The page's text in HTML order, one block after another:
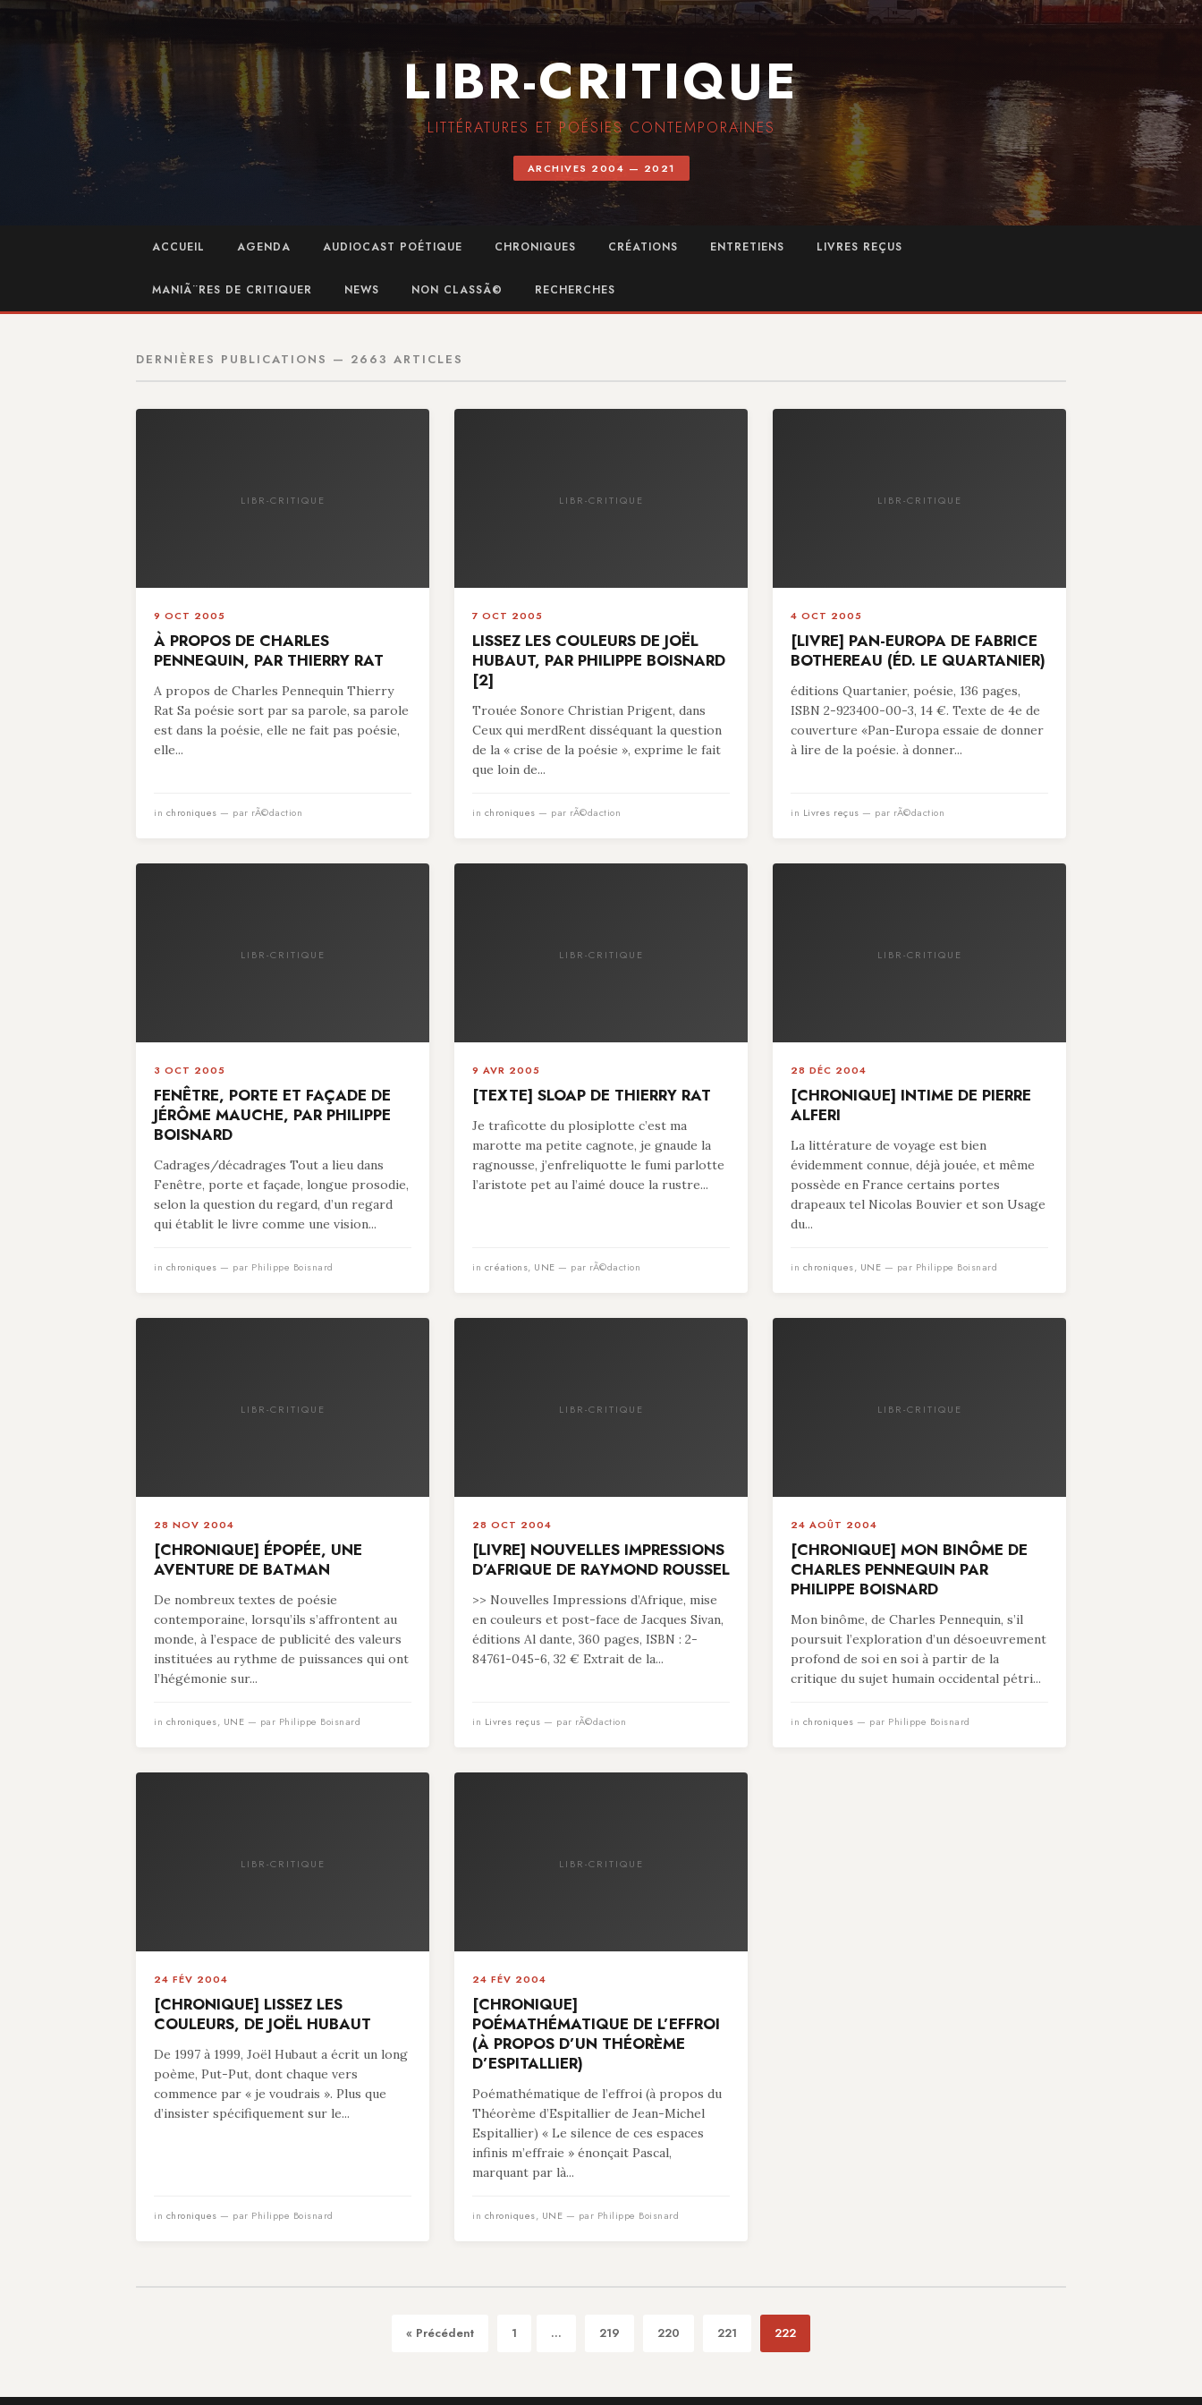
LIBR-CRITIQUE
LITTÉRATURES ET POÉSIES CONTEMPORAINES
ARCHIVES 2004 — 2021
ACCUEIL AGENDA AUDIOCAST POÉTIQUE CHRONIQUES CRÉATIONS ENTRETIENS LIVRES REÇUS
MANIÃ¨RES DE CRITIQUER NEWS NON CLASSÃ© RECHERCHES
DERNIÈRES PUBLICATIONS — 2663 ARTICLES
LIBR-CRITIQUE
9 OCT 2005
À PROPOS DE CHARLES
PENNEQUIN, PAR THIERRY RAT
A propos de Charles Pennequin Thierry
Rat Sa poésie sort par sa parole, sa parole
est dans la poésie, elle ne fait pas poésie,
elle...
in chroniques — par rÃ©daction
LIBR-CRITIQUE
7 OCT 2005
LISSEZ LES COULEURS DE JOËL
HUBAUT, PAR PHILIPPE BOISNARD
[2]
Trouée Sonore Christian Prigent, dans
Ceux qui merdRent disséquant la question
de la « crise de la poésie », exprime le fait
que loin de...
in chroniques — par rÃ©daction
LIBR-CRITIQUE
4 OCT 2005
[LIVRE] PAN-EUROPA DE FABRICE
BOTHEREAU (ÉD. LE QUARTANIER)
éditions Quartanier, poésie, 136 pages,
ISBN 2-923400-00-3, 14 €. Texte de 4e de
couverture «Pan-Europa essaie de donner
à lire de la poésie. à donner...
in Livres reçus — par rÃ©daction
LIBR-CRITIQUE
3 OCT 2005
FENÊTRE, PORTE ET FAÇADE DE
JÉRÔME MAUCHE, PAR PHILIPPE
BOISNARD
Cadrages/décadrages Tout a lieu dans
Fenêtre, porte et façade, longue prosodie,
selon la question du regard, d’un regard
qui établit le livre comme une vision...
in chroniques — par Philippe Boisnard
LIBR-CRITIQUE
9 AVR 2005
[TEXTE] SLOAP DE THIERRY RAT
Je traficotte du plosiplotte c’est ma
marotte ma petite cagnote, je gnaude la
ragnousse, j’enfreliquotte le fumi parlotte
l’aristote pet au l’aimé douce la rustre...
in créations, UNE — par rÃ©daction
LIBR-CRITIQUE
28 DÉC 2004
[CHRONIQUE] INTIME DE PIERRE
ALFERI
La littérature de voyage est bien
évidemment connue, déjà jouée, et même
possède en France certains portes
drapeaux tel Nicolas Bouvier et son Usage
du...
in chroniques, UNE — par Philippe Boisnard
LIBR-CRITIQUE
28 NOV 2004
[CHRONIQUE] ÉPOPÉE, UNE
AVENTURE DE BATMAN
De nombreux textes de poésie
contemporaine, lorsqu’ils s’affrontent au
monde, à l’espace de publicité des valeurs
instituées au rythme de puissances qui ont
l’hégémonie sur...
in chroniques, UNE — par Philippe Boisnard
LIBR-CRITIQUE
28 OCT 2004
[LIVRE] NOUVELLES IMPRESSIONS
D’AFRIQUE DE RAYMOND ROUSSEL
>> Nouvelles Impressions d’Afrique, mise
en couleurs et post-face de Jacques Sivan,
éditions Al dante, 360 pages, ISBN : 2-
84761-045-6, 32 € Extrait de la...
in Livres reçus — par rÃ©daction
LIBR-CRITIQUE
24 AOÛT 2004
[CHRONIQUE] MON BINÔME DE
CHARLES PENNEQUIN PAR
PHILIPPE BOISNARD
Mon binôme, de Charles Pennequin, s’il
poursuit l’exploration d’un désoeuvrement
profond de soi en soi à partir de la
critique du sujet humain occidental pétri...
in chroniques — par Philippe Boisnard
LIBR-CRITIQUE
24 FÉV 2004
[CHRONIQUE] LISSEZ LES
COULEURS, DE JOËL HUBAUT
De 1997 à 1999, Joël Hubaut a écrit un long
poème, Put-Put, dont chaque vers
commence par « je voudrais ». Plus que
d’insister spécifiquement sur le...
in chroniques — par Philippe Boisnard
LIBR-CRITIQUE
24 FÉV 2004
[CHRONIQUE]
POÉMATHÉMATIQUE DE L’EFFROI
(À PROPOS D’UN THÉORÈME
D’ESPITALLIER)
Poémathématique de l’effroi (à propos du
Théorème d’Espitallier de Jean-Michel
Espitallier) « Le silence de ces espaces
infinis m’effraie » énonçait Pascal,
marquant par là...
in chroniques, UNE — par Philippe Boisnard
« Précédent 1 ... 219 220 221 222